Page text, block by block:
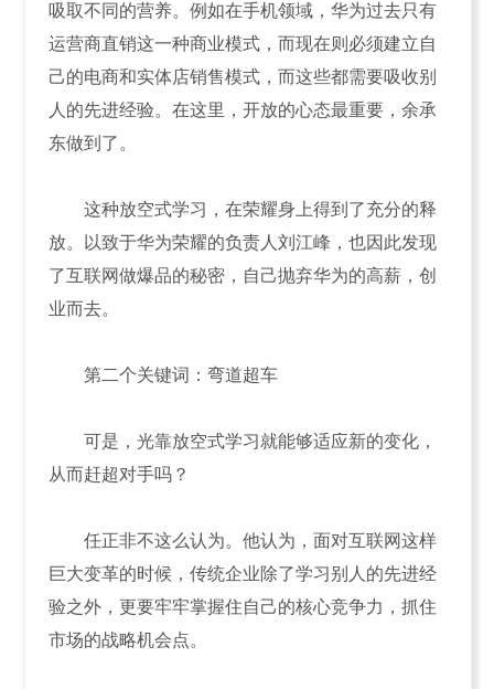
吸取不同的营养。例如在手机领域，华为过去只有
运营商直销这一种商业模式，而现在则必须建立自
己的电商和实体店销售模式，而这些都需要吸收别
人的先进经验。在这里，开放的心态最重要，余承
东做到了。
这种放空式学习，在荣耀身上得到了充分的释
放。以致于华为荣耀的负责人刘江峰，也因此发现
了互联网做爆品的秘密，自己抛弃华为的高薪，创
业而去。
第二个关键词：弯道超车
可是，光靠放空式学习就能够适应新的变化，
从而赶超对手吗？
任正非不这么认为。他认为，面对互联网这样
巨大变革的时候，传统企业除了学习别人的先进经
验之外，更要牢牢掌握住自己的核心竞争力，抓住
市场的战略机会点。